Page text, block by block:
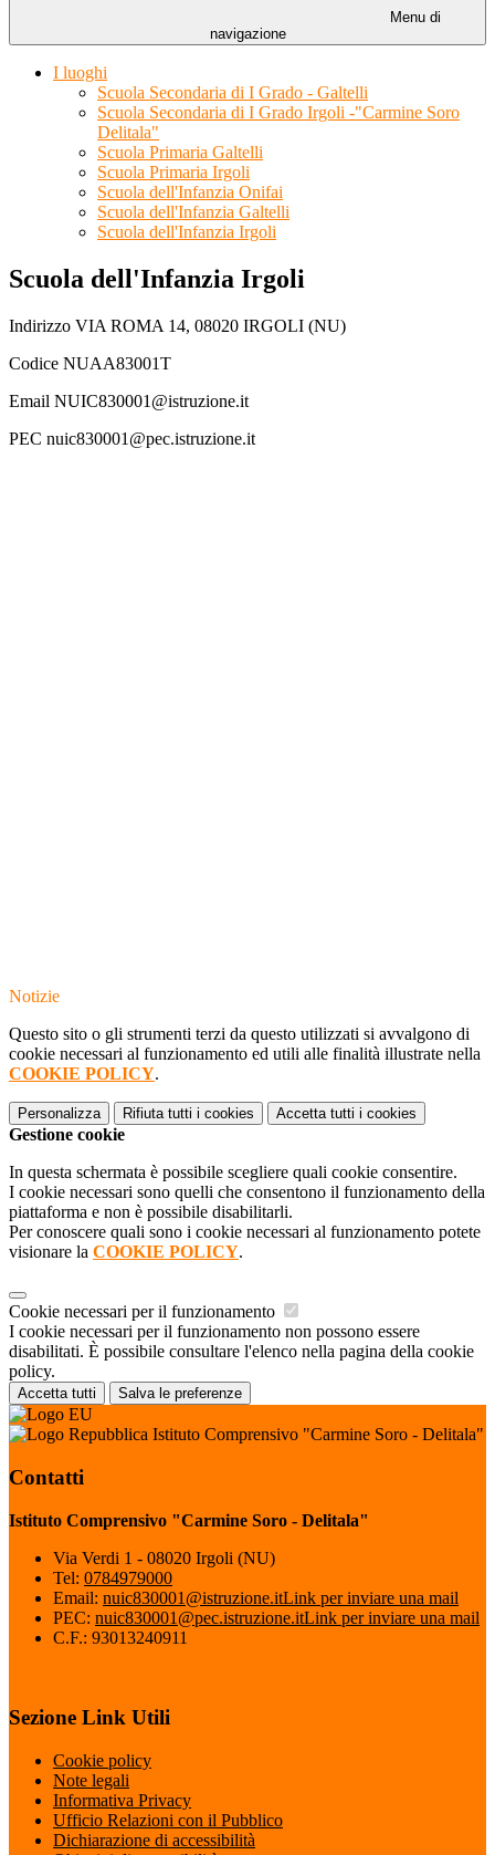
Menu di
navigazione
I luoghi
Scuola Secondaria di I Grado - Galtelli
Scuola Secondaria di I Grado Irgoli -"Carmine Soro
Delitala"
Scuola Primaria Galtelli
Scuola Primaria Irgoli
Scuola dell'Infanzia Onifai
Scuola dell'Infanzia Galtelli
Scuola dell'Infanzia Irgoli
Scuola dell'Infanzia Irgoli
Indirizzo VIA ROMA 14, 08020 IRGOLI (NU)
Codice NUAA83001T
Email NUIC830001@istruzione.it
PEC nuic830001@pec.istruzione.it
Notizie
Questo sito o gli strumenti terzi da questo utilizzati si avvalgono di
cookie necessari al funzionamento ed utili alle finalità illustrate nella
COOKIE POLICY.
Personalizza Rifiuta tutti i cookies Accetta tutti i cookies
Gestione cookie
In questa schermata è possibile scegliere quali cookie consentire.
I cookie necessari sono quelli che consentono il funzionamento della
piattaforma e non è possibile disabilitarli.
Per conoscere quali sono i cookie necessari al funzionamento potete
visionare la COOKIE POLICY.
Cookie necessari per il funzionamento
I cookie necessari per il funzionamento non possono essere
disabilitati. È possibile consultare l'elenco nella pagina della cookie
policy.
Accetta tutti Salva le preferenze
Istituto Comprensivo "Carmine Soro - Delitala"
Contatti
Istituto Comprensivo "Carmine Soro - Delitala"
Via Verdi 1 - 08020 Irgoli (NU)
Tel: 0784979000
Email: nuic830001@istruzione.itLink per inviare una mail
PEC: nuic830001@pec.istruzione.itLink per inviare una mail
C.F.: 93013240911
Sezione Link Utili
Cookie policy
Note legali
Informativa Privacy
Ufficio Relazioni con il Pubblico
Dichiarazione di accessibilità